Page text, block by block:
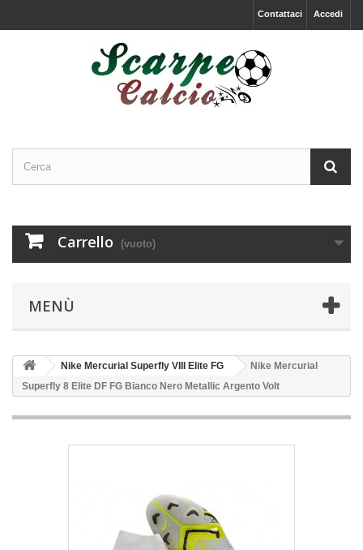
Accedi
Contattaci
Carrello (vuoto)
MENÙ
Nike Mercurial Superfly VIII Elite FG
Nike Mercurial
Superfly 8 Elite DF FG Bianco Nero Metallic Argento Volt